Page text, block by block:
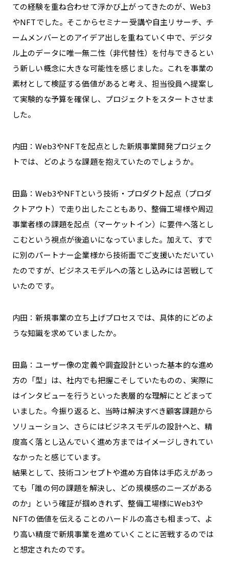
ての経験を重ね合わせて浮かび上がってきたのが、Web3
やNFTでした。そこからセミナー受講や自主リサーチ、チ
ームメンバーとのアイデア出しを重ねていく中で、デジタ
ル上のデータに唯一無二性（非代替性）を付与できるとい
う新しい概念に大きな可能性を感じました。これを事業の
素材として検証する価値があると考え、担当役員へ提案し
て実験的な予算を確保し、プロジェクトをスタートさせま
した。
内田：Web3やNFTを起点とした新規事業開発プロジェク
トでは、どのような課題を抱えていたのでしょうか。
田島：Web3やNFTという技術・プロダクト起点（プロダ
クトアウト）で走り出したこともあり、整備工場様や周辺
事業者様の課題を起点（マーケットイン）に要件へ落とし
こむという視点が後追いになっていました。加えて、すで
に別のパートナー企業様から技術面でご支援いただいてい
たのですが、ビジネスモデルへの落とし込みには苦戦して
いたのです。
内田：新規事業の立ち上げプロセスでは、具体的にどのよ
うな知識を求めていましたか。
田島：ユーザー像の定義や調査設計といった基本的な進め
方の「型」は、社内でも把握こそしていたものの、実際に
はインタビューを行うといった表層的な理解にとどまって
いました。今振り返ると、当時は解決すべき顧客課題から
ソリューション、さらにはビジネスモデルの設計へと、精
度高く落とし込んでいく進め方まではイメージしきれてい
なかったと感じています。
結果として、技術コンセプトや進め方自体は手応えがあっ
ても「誰の何の課題を解決し、どの規模感のニーズがある
のか」という確証が掴めきれず、整備工場様にWeb3や
NFTの価値を伝えることのハードルの高さも相まって、よ
り高い精度で新規事業を進めていくことに苦戦するのでは
と想定されたのです。